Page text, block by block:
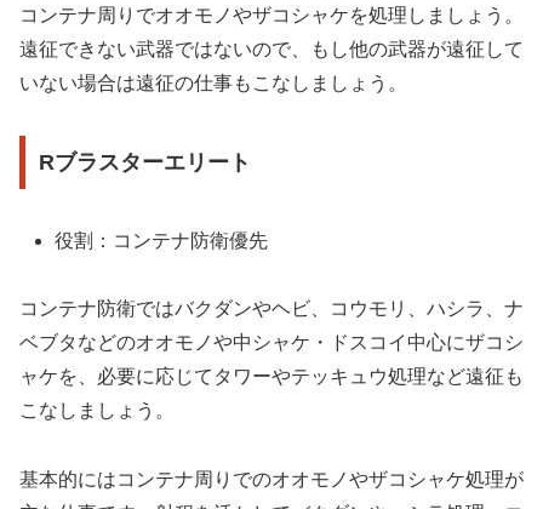
コンテナ周りでオオモノやザコシャケを処理しましょう。
遠征できない武器ではないので、もし他の武器が遠征して
いない場合は遠征の仕事もこなしましょう。
Rブラスターエリート
役割：コンテナ防衛優先
コンテナ防衛ではバクダンやヘビ、コウモリ、ハシラ、ナ
ベブタなどのオオモノや中シャケ・ドスコイ中心にザコシ
ャケを、必要に応じてタワーやテッキュウ処理など遠征も
こなしましょう。
基本的にはコンテナ周りでのオオモノやザコシャケ処理が